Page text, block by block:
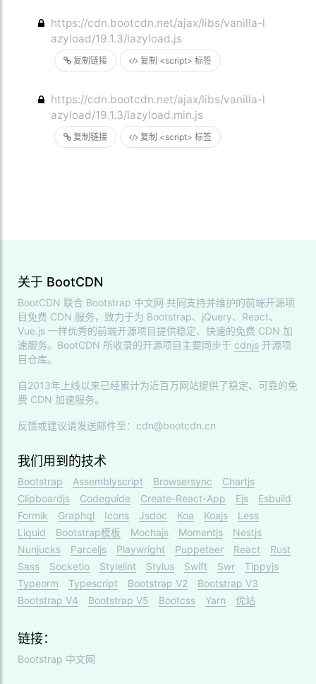
复制链接 复制 <script> 标签
https://cdn.bootcdn.net/ajax/libs/vanilla-l
azyload/19.1.3/lazyload.js
复制链接 复制 <script> 标签
https://cdn.bootcdn.net/ajax/libs/vanilla-l
azyload/19.1.3/lazyload.min.js
关于 BootCDN
BootCDN 联合 Bootstrap 中文网 共同支持并维护的前端开源项
目免费 CDN 服务，致力于为 Bootstrap、jQuery、React、
Vue.js 一样优秀的前端开源项目提供稳定、快速的免费 CDN 加
速服务。BootCDN 所收录的开源项目主要同步于 cdnjs 开源项
目仓库。
自2013年上线以来已经累计为近百万网站提供了稳定、可靠的免
费 CDN 加速服务。
反馈或建议请发送邮件至：cdn@bootcdn.cn
我们用到的技术
Bootstrap Assemblyscript Browsersync
Chartjs
Clipboardjs
Codeguide Create-React-App Ejs
Esbuild
Formik
Graphql Icons Jsdoc Koa Koajs
Less
Liquid
Bootstrap模板 Mochajs Momentjs
Nestjs
Nunjucks
Parceljs Playwright Puppeteer React
Rust
Sass
Socketio Stylelint Stylus Swift Swr
Tippyjs
Typeorm
Typescript Bootstrap V2
Bootstrap V3
Bootstrap V4
Bootstrap V5 Bootcss Yarn 优站
链接：
Bootstrap 中文网